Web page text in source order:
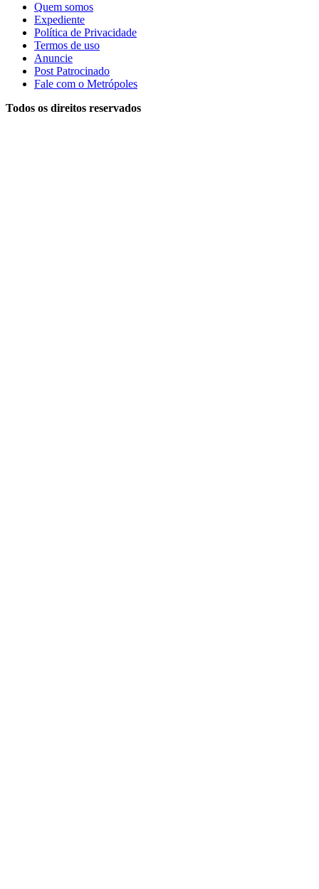
Quem somos
Expediente
Política de Privacidade
Termos de uso
Anuncie
Post Patrocinado
Fale com o Metrópoles
Todos os direitos reservados